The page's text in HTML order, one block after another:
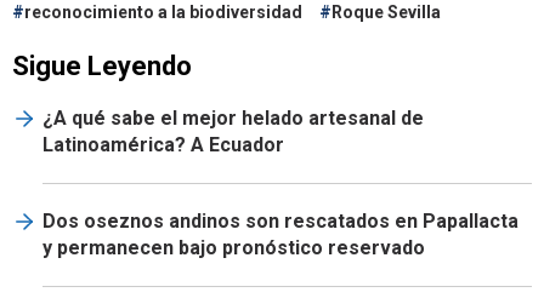
reconocimiento a la biodiversidad
Roque Sevilla
Sigue Leyendo
¿A qué sabe el mejor helado artesanal de
Latinoamérica? A Ecuador
Dos oseznos andinos son rescatados en Papallacta
y permanecen bajo pronóstico reservado